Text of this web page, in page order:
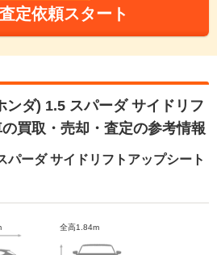
定依頼スタート
ンダ) 1.5 スパーダ サイドリフ
の買取・売却・査定の参考情報
パーダ サイドリフトアップシート
全高1.84m